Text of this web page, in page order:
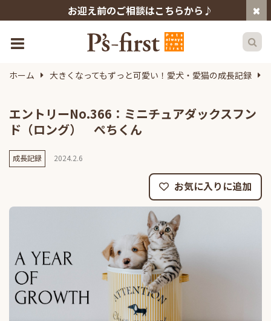
お迎え前のご相談はこちらから♪
ホーム 大きくなってもずっと可愛い！愛犬・愛猫の成長記録
エントリーNo.366：ミニチュアダックスフン
ド（ロング） ぺちくん
成長記録 2024.2.6
お気に入りに追加